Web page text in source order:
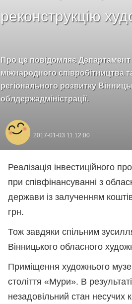
реконструкцію
Про це повідомляє Департамент
міжнародного співробітництва
регіонального розвитку
облдержадміністрації.
2017-01-03 11:12:00
Реалізація інвестиційного
при співфінансуванні з
держави із залученням
грн.
Тож завдяки спільним
Вінницького обласного
Приміщення художнього
століття «Мури». В
незадовільний стан несучих